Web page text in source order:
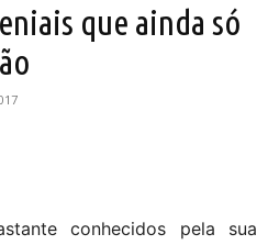
que ainda só
conhecidos pela sua